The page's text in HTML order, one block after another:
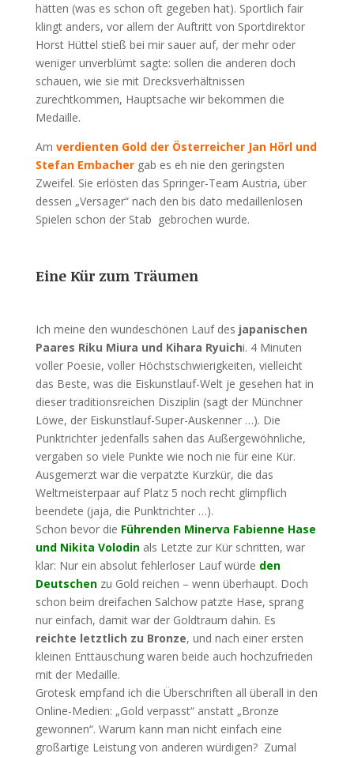
hätten (was es schon oft gegeben hat). Sportlich fair
klingt anders, vor allem der Auftritt von Sportdirektor
Horst Hüttel stieß bei mir sauer auf, der mehr oder
weniger unverblümt sagte: sollen die anderen doch
schauen, wie sie mit Drecksverhältnissen
zurechtkommen, Hauptsache wir bekommen die
Medaille.
Am verdienten Gold der Österreicher Jan Hörl und
Stefan Embachergab es eh nie den geringsten
Zweifel. Sie erlösten das Springer-Team Austria, über
dessen „Versager“ nach den bis dato medaillenlosen
Spielen schon der Stab gebrochen wurde.
Eine Kür zum Träumen
Ich meine den wundeschönen Lauf des japanischen
Paares Riku Miura und Kihara Ryuichi. 4 Minuten
voller Poesie, voller Höchstschwierigkeiten, vielleicht
das Beste, was die Eiskunstlauf-Welt je gesehen hat in
dieser traditionsreichen Disziplin (sagt der Münchner
Löwe, der Eiskunstlauf-Super-Auskenner …). Die
Punktrichter jedenfalls sahen das Außergewöhnliche,
vergaben so viele Punkte wie noch nie für eine Kür.
Ausgemerzt war die verpatzte Kurzkür, die das
Weltmeisterpaar auf Platz 5 noch recht glimpflich
beendete (jaja, die Punktrichter …).
Schon bevor die Führenden Minerva Fabienne Hase
und Nikita Volodinals Letzte zur Kür schritten, war
klar: Nur ein absolut fehlerloser Lauf würde den
Deutschenzu Gold reichen – wenn überhaupt. Doch
schon beim dreifachen Salchow patzte Hase, sprang
nur einfach, damit war der Goldtraum dahin. Es
reichte letztlich zu Bronze, und nach einer ersten
kleinen Enttäuschung waren beide auch hochzufrieden
mit der Medaille.
Grotesk empfand ich die Überschriften all überall in den
Online-Medien: „Gold verpasst“ anstatt „Bronze
gewonnen“. Warum kann man nicht einfach eine
großartige Leistung von anderen würdigen? Zumal